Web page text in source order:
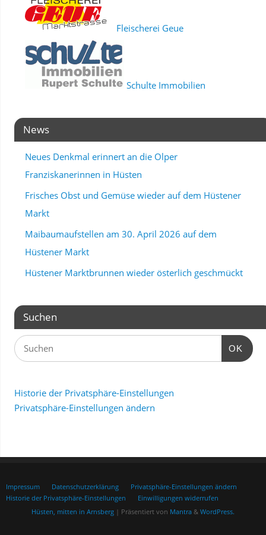
Fleischerei Geue
Schulte Immobilien
News
Neues Denkmal erinnert an die Olper
Franziskanerinnen in Hüsten
Frisches Obst und Gemüse wieder auf dem Hüstener
Markt
Maibaumaufstellen am 30. April 2026 auf dem
Hüstener Markt
Hüstener Marktbrunnen wieder österlich geschmückt
Suchen
OK
Historie der Privatsphäre-Einstellungen
Privatsphäre-Einstellungen ändern
Impressum Datenschutzerklärung
Privatsphäre-Einstellungen ändern
Historie der Privatsphäre-Einstellungen
Einwilligungen widerrufen
Hüsten, mitten in Arnsberg | Präsentiert von Mantra & WordPress.